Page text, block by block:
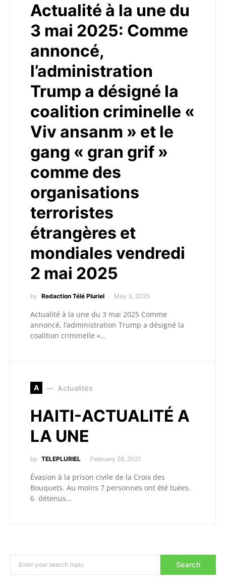
Actualité à la une du
3 mai 2025: Comme
annoncé,
l’administration
Trump a désigné la
coalition criminelle «
Viv ansanm » et le
gang « gran grif »
comme des
organisations
terroristes
étrangères et
mondiales vendredi
2 mai 2025
by Redaction Télé Pluriel May 3, 2025
Actualité à la une du 3 mai 2025 Comme
annoncé, l’administration Trump a désigné la
coalition criminelle «…
A Actualités
HAITI-ACTUALITÉ A
LA UNE
by TELEPLURIEL February 26, 2021
Évasion à la prison civile de la Croix des
Bouquets. Au moins 7 personnes ont été tuées.
6 détenus…
Search